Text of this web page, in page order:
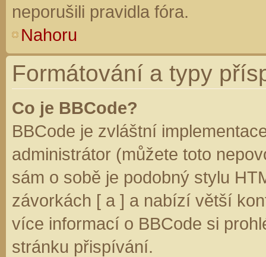
neporušili pravidla fóra.
Nahoru
Formátování a typy
Co je BBCode?
BBCode je zvláštní
administrátor (můžete toto
sám o sobě je podobný stylu
závorkách [ a ] a nabízí větší
více informací o BBCode si
stránku přispívání.